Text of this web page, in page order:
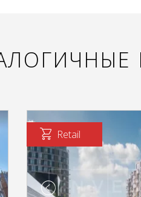
Retail